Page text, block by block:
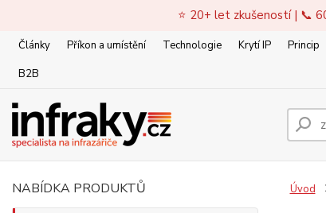
⭐ 20+ let zkušeností | 📞
Články Příkon a umístění Technologie Krytí IP Princip
B2B
NABÍDKA PRODUKTŮ Úvod